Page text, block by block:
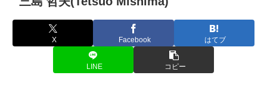
X Facebook はてブ
LINE コピー